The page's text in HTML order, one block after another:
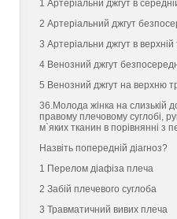
1 Артерiальни джгут в
2 Артерiальний джгут
3 Артерiальни джгут в верхнiй
4 Венозний джгут
5 Венозний джгут на верхню
36.Молода жiнка на слизькiй
правому плечовому суглобi,
м`яких тканин в порiвняннi з
Назвiть попереднiй дiагноз?
1 Перелом дiафiза плеча
2 Забiй плечевого суглоба
3 Травматичний вивих плеча